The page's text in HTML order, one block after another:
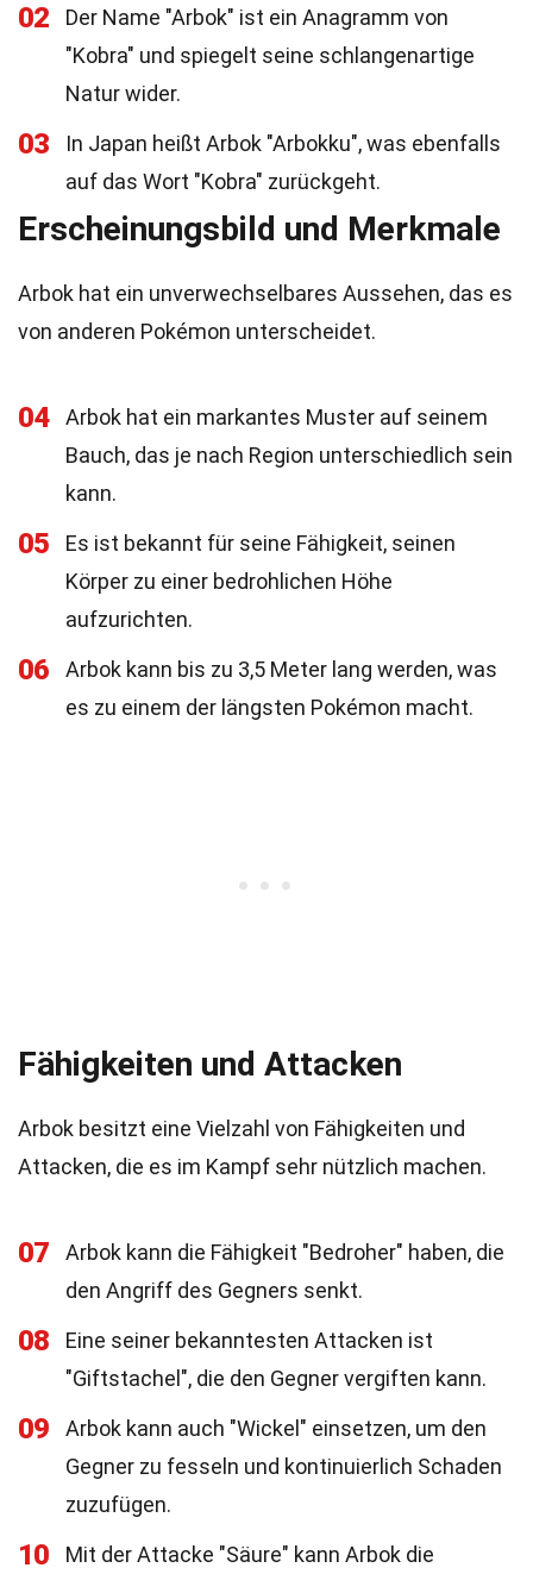
02
Der Name "Arbok" ist ein Anagramm von
"Kobra" und spiegelt seine schlangenartige
Natur wider.
03
In Japan heißt Arbok "Arbokku", was ebenfalls
auf das Wort "Kobra" zurückgeht.
Erscheinungsbild und Merkmale
Arbok hat ein unverwechselbares Aussehen, das es
von anderen Pokémon unterscheidet.
04
Arbok hat ein markantes Muster auf seinem
Bauch, das je nach Region unterschiedlich sein
kann.
05
Es ist bekannt für seine Fähigkeit, seinen
Körper zu einer bedrohlichen Höhe
aufzurichten.
06
Arbok kann bis zu 3,5 Meter lang werden, was
es zu einem der längsten Pokémon macht.
Fähigkeiten und Attacken
Arbok besitzt eine Vielzahl von Fähigkeiten und
Attacken, die es im Kampf sehr nützlich machen.
07
Arbok kann die Fähigkeit "Bedroher" haben, die
den Angriff des Gegners senkt.
08
Eine seiner bekanntesten Attacken ist
"Giftstachel", die den Gegner vergiften kann.
09
Arbok kann auch "Wickel" einsetzen, um den
Gegner zu fesseln und kontinuierlich Schaden
zuzufügen.
10 Mit der Attacke "Säure" kann Arbok die